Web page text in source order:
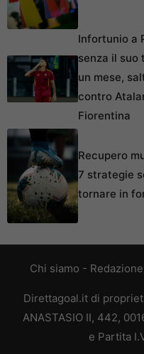
Infortunio a
senza il
un mese,
contro
Fiorentina
Recupero
7 strategie
tornare in
Chi siamo - Redazione
Direttagoal.it di
ANASTASIO II, 442,
e Partita